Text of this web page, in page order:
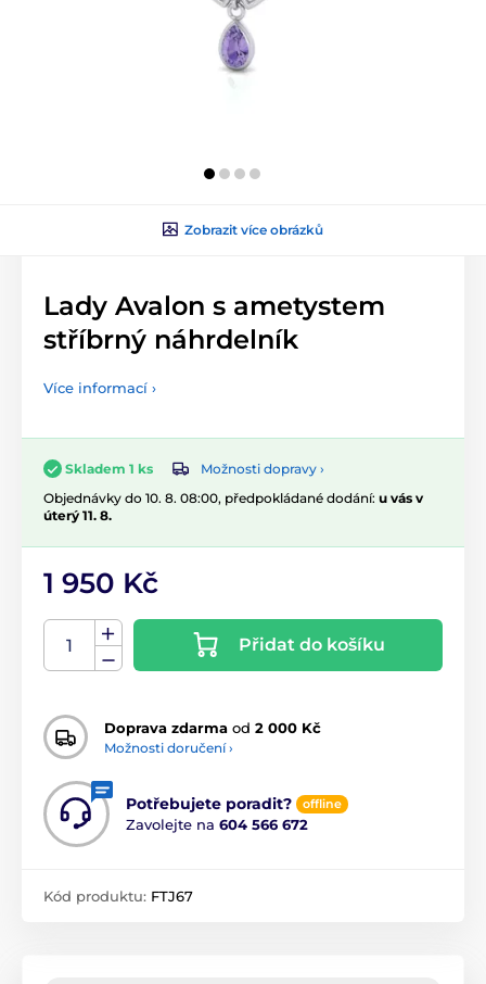
Zobrazit více obrázků
Lady Avalon s ametystem
stříbrný náhrdelník
Více informací ›
Skladem 1 ks
Možnosti dopravy ›
Objednávky do 10. 8. 08:00, předpokládané dodání: u vás v
úterý 11. 8.
1 950 Kč
Přidat do košíku
Doprava zdarma od 2 000 Kč
Možnosti doručení ›
Potřebujete poradit? offline
Zavolejte na 604 566 672
Kód produktu: FTJ67